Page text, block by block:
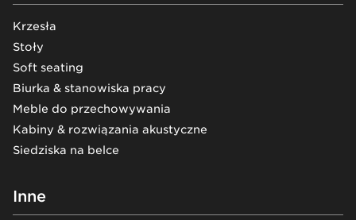
Krzesła
Stoły
Soft seating
Biurka & stanowiska pracy
Meble do przechowywania
Kabiny & rozwiązania akustyczne
Siedziska na belce
Inne